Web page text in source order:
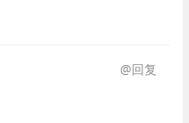
@回复